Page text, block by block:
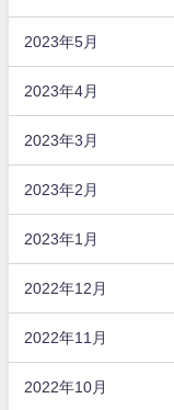
2023年5月
2023年4月
2023年3月
2023年2月
2023年1月
2022年12月
2022年11月
2022年10月